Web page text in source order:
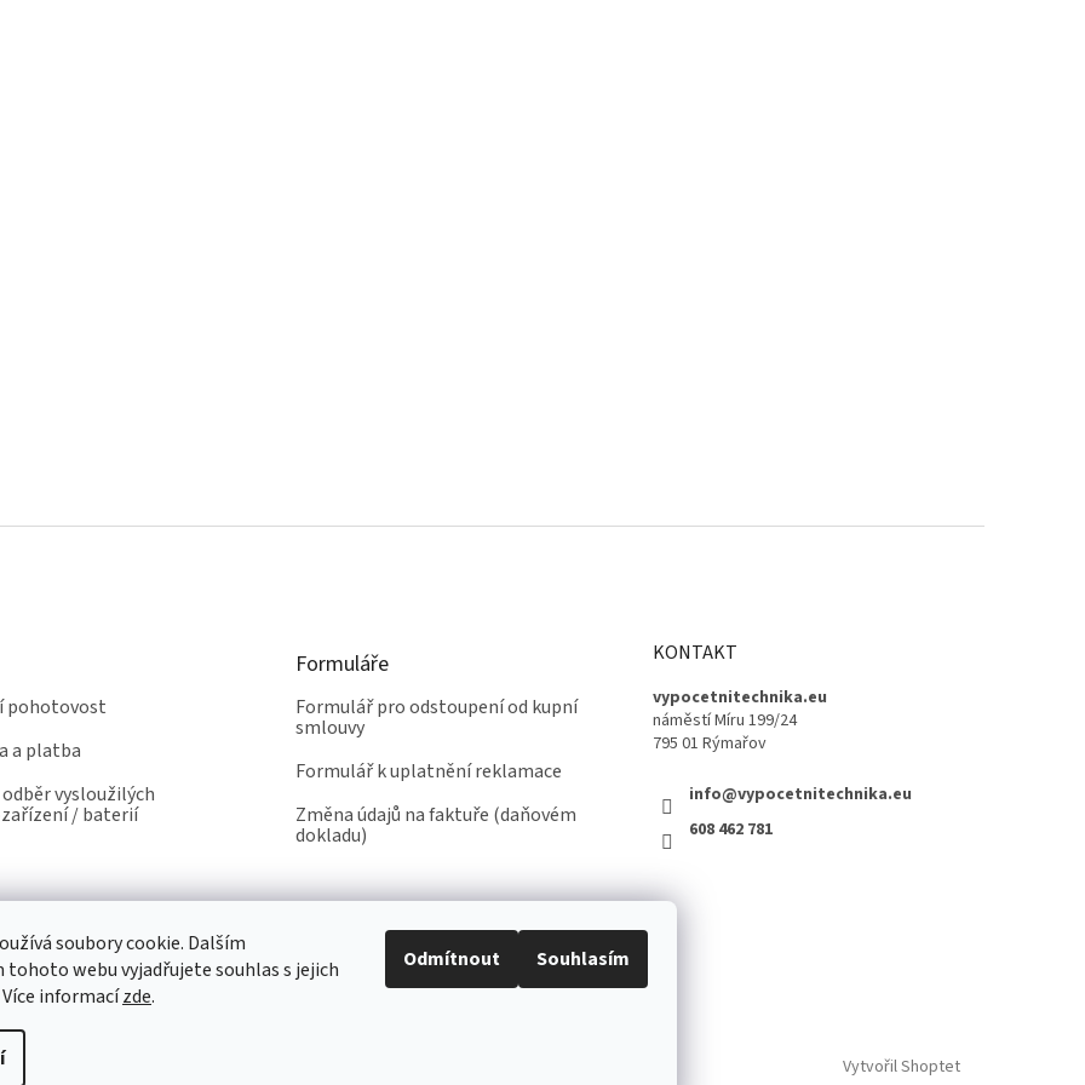
soubory cookie. Dalším
tohoto webu vyjadřujete souhlas s jejich
informacízde.
Odmítnout Souhlasím
pohotovost
a platba
vysloužilých
/ baterií
Formuláře
Formulář pro odstoupení od kupní
smlouvy
Formulář k uplatnění reklamace
Změna údajů na faktuře (daňovém
dokladu)
KONTAKT
vypocetnitechnika.eu
náměstí Míru 199/24
795 01 Rýmařov
info@vypocetnitechnika.eu
608 462 781
Vytvořil Shoptet